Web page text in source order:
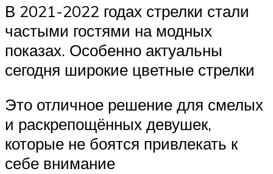
В 2021-2022 годах стрелки стали
частыми гостями на модных
показах. Особенно актуальны
сегодня широкие цветные стрелки
Это отличное решение для смелых
и раскрепощённых девушек,
которые не боятся привлекать к
себе внимание